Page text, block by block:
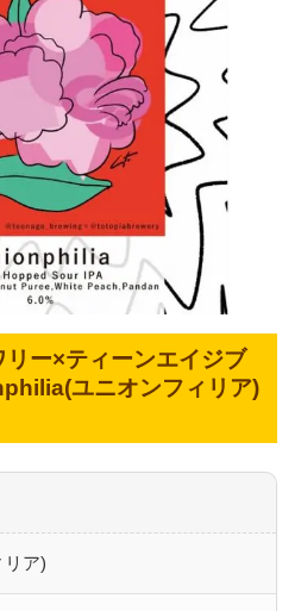
リー×ティーンエイジブ
ユニオンフィリア)
リア)